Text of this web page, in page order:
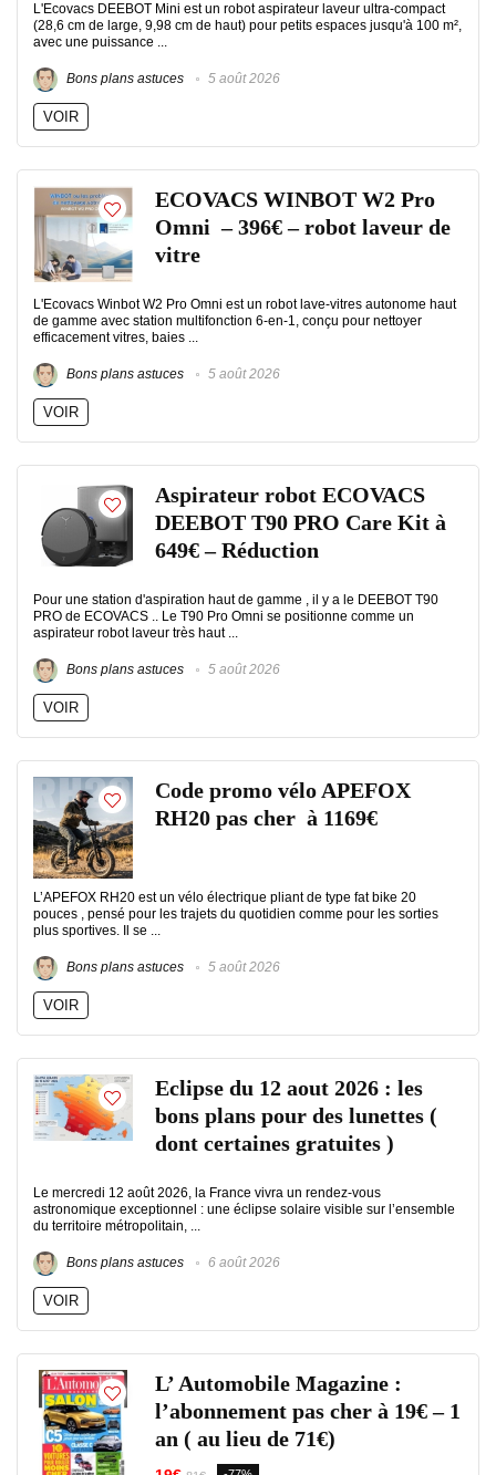
L'Ecovacs DEEBOT Mini est un robot aspirateur laveur ultra-compact
(28,6 cm de large, 9,98 cm de haut) pour petits espaces jusqu'à 100 m²,
avec une puissance ...
Bons plans astuces 5 août 2026
VOIR
ECOVACS WINBOT W2 Pro
Omni – 396€ – robot laveur de
vitre
L'Ecovacs Winbot W2 Pro Omni est un robot lave-vitres autonome haut
de gamme avec station multifonction 6-en-1, conçu pour nettoyer
efficacement vitres, baies ...
Bons plans astuces 5 août 2026
VOIR
Aspirateur robot ECOVACS
DEEBOT T90 PRO Care Kit à
649€ – Réduction
Pour une station d'aspiration haut de gamme , il y a le DEEBOT T90
PRO de ECOVACS .. Le T90 Pro Omni se positionne comme un
aspirateur robot laveur très haut ...
Bons plans astuces 5 août 2026
VOIR
Code promo vélo APEFOX
RH20 pas cher à 1169€
L’APEFOX RH20 est un vélo électrique pliant de type fat bike 20
pouces , pensé pour les trajets du quotidien comme pour les sorties
plus sportives. Il se ...
Bons plans astuces 5 août 2026
VOIR
Eclipse du 12 aout 2026 : les
bons plans pour des lunettes (
dont certaines gratuites )
Le mercredi 12 août 2026, la France vivra un rendez-vous
astronomique exceptionnel : une éclipse solaire visible sur l’ensemble
du territoire métropolitain, ...
Bons plans astuces 6 août 2026
VOIR
L’ Automobile Magazine :
l’abonnement pas cher à 19€ – 1
an ( au lieu de 71€)